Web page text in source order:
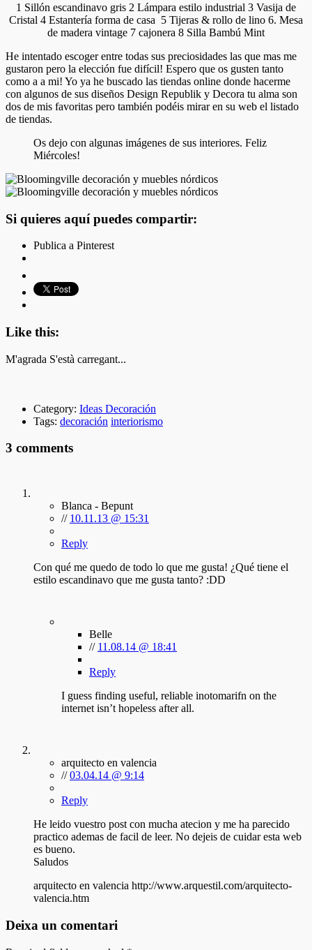
1 Sillón escandinavo gris 2 Lámpara estilo industrial 3 Vasija de
Cristal 4 Estantería forma de casa 5 Tijeras & rollo de lino 6. Mesa
de madera vintage 7 cajonera 8 Silla Bambú Mint
He intentado escoger entre todas sus preciosidades las que mas me
gustaron pero la elección fue difícil! Espero que os gusten tanto
como a a mi! Yo ya he buscado las tiendas online donde hacerme
con algunos de sus diseños Design Republik y Decora tu alma son
dos de mis favoritas pero también podéis mirar en su web el listado
de tiendas.
Os dejo con algunas imágenes de sus interiores. Feliz
Miércoles!
Si quieres aquí puedes compartir:
Publica a Pinterest
Like this:
M'agrada S'està carregant...
Category: Ideas Decoración
Tags: decoración interiorismo
3 comments
Blanca - Bepunt
// 10.11.13 @ 15:31
Reply
Con qué me quedo de todo lo que me gusta! ¿Qué tiene el
estilo escandinavo que me gusta tanto? :DD
Belle
// 11.08.14 @ 18:41
Reply
I guess finding useful, reliable inotomarifn on the
internet isn’t hopeless after all.
arquitecto en valencia
//03.04.14 @ 9:14
Reply
He leido vuestro post con mucha atecion y me ha parecido
practico ademas de facil de leer. No dejeis de cuidar esta web
es bueno.
Saludos
arquitecto en valencia http://www.arquestil.com/arquitecto-
valencia.htm
Deixa un comentari